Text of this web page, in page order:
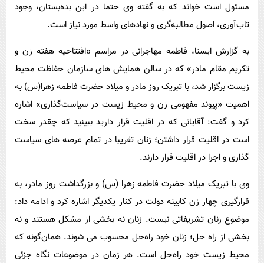
حوادث
سلامت
فرهنگی
بین الملل
دانلود
مسئول است خواند که به گفته وی حتما در این بده‌بستان، وجود
تاب‌آوری، اصول مطالبه‌گری و نهادهای واسط مورد نیاز است.
به گزارش ایسنا، فاطمه مهاجرانی در مراسم «افتتاحیه هفته زن و
تکریم مقام مادر» که در سالن همایش های سازمان حفاظت محیط
زیست برگزار شد، با تبریک روز مادر و میلاد حضرت فاطمه زهرا(س) به
اهمیت «پیوند مفهومی زن و محیط زیست در سیاست‌گذاری» اشاره
کرد و گفت: آقایانی که در اقلیت قرار دارید ببینید که چقدر سخت
است در اقلیت قرار داشتن؛ زنان تقریبا در تمام عرصه های سیاست
گذاری و اجرا در اقلیت قرار دارند.
وی با تبریک میلاد حضرت فاطمه زهرا (س) و بزرگداشت روز مادر، به
قرارگیری چهار زن کابینه دولت در کنار یکدیگر اشاره کرد و ادامه داد:
موضوع زنان تشریفاتی نیست. زنان نه بخشی از مشکل هستند و نه
بخشی از راه حل؛ زنان خود راه‌حل محسوب می شوند. همان‌گونه که
محیط زیست خود راه‌حل است. هر زمان در موضوعات نگاه جزئی